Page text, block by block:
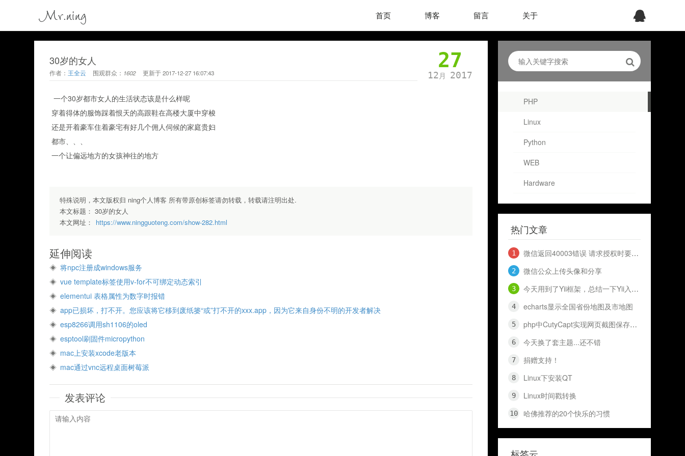
Mr.ning 首页 博客 留言 关于
30岁的女人
作者： 王全云 围观群众： 1602 更新于2017-12-27 16:07:43
27
12 月 2017
一个30岁都市女人的生活状态该是什么样呢
穿着得体的服饰踩着恨天的高跟鞋在高楼大厦中穿梭
还是开着豪车住着豪宅有好几个佣人伺候的家庭贵妇
都市、、、
一个让偏远地方的女孩神往的地方
特殊说明，本文版权归 ning个人博客 所有带原创标签请勿转载，转载请注明出处.
本文标题：30岁的女人
本文网址：
https://www.ningguoteng.com/show-282.html
延伸阅读
将npc注册成windows服务
vue template标签使用v-for不可绑定动态索引
elementui 表格属性为数字时报错
app已损坏，打不开。您应该将它移到废纸篓“或”打不开的xxx.app，因为它来自身份不明的开发者解决
esp8266调用sh1106的oled
esptool刷固件micropython
mac上安装xcode老版本
mac通过vnc远程桌面树莓派
发表评论
PHP
Linux
Python
WEB
Hardware
热门文章
微信返回40003错误 请求授权时要到openid 和 access_token
微信公众上传头像和分享
今天用到了Yii框架，总结一下Yii入门知识，十分钟入门Yii
echarts显示全国省份地图及市地图
php中CutyCapt实现网页截图保存代码（网页快照）
今天换了套主题...还不错
捐赠支持！
Linux下安装QT
Linux时间戳转换
哈佛推荐的20个快乐的习惯